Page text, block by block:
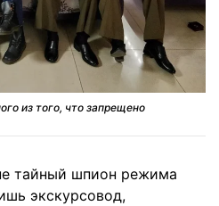
из того, что запрещено
тайный шпион режима
экскурсовод,